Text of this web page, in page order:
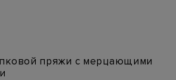
пряжи с мерцающими